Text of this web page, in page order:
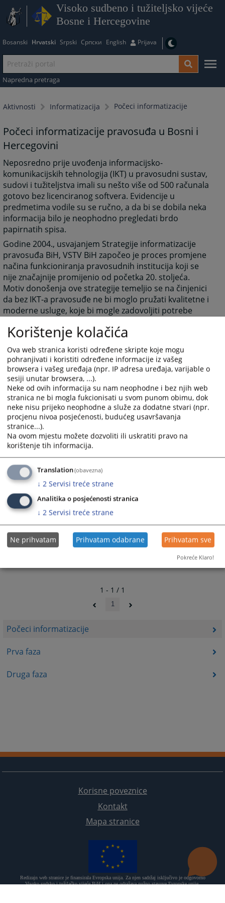
Visoko sudbeno i tužiteljsko vijeće
Bosne i Hercegovine
Bosanski Hrvatski Srpski Српски English Prijava
Napredna pretraga
Aktivnosti Informatizacija Počeci informatizacije
Počeci informatizacije
Prva faza
Druga faza
Počeci informatizacije pravosuđa u Bosni i
Hercegovini
Neposredno prije uvođenja informacijsko-
komunikacijskih tehnologija (IKT) u pravosudni sustav,
sudovi i tužiteljstva imali su nešto više od 500 računala
gotovo bez licenciranog softvera. Evidencije u
predmetima vodile su se ručno, a da bi se dobila neka
informacija bilo je neophodno pregledati brdo
papirnatih spisa.
Godine 2004., usvajanjem Strategije informatizacije
pravosuđa BiH, VSTV BiH započeo je proces promjene
načina funkcioniranja pravosudnih institucija koji se
nije značajnije promijenio od početka 20. stoljeća.
Motiv donošenja ove strategije temeljio se na činjenici
da bez IKT-a pravosuđe ne bi moglo pružati kvalitetne i
moderne usluge, koje bi mogle zadovoljiti potrebe
informatizacije pravosuđa kroz uspostavu neophodne
infrastrukture i uvođenja modernih IKT rješenja
prilagođenih potrebama pravosuđa.
U provođenju procesa informatizacije pravosuđa u
BiH, VSTV se uvijek vodio krajnjim ciljevima ovog
procesa, a to su:
pravovremeno i učinkovito pružanje kvalitetnih
usluga, i
povećanje transparentnosti rada bh. sudova i
tužiteljstava.
Sve inovacije i aktivnosti u procesu informatizacije
pravosuđa provedene su sa namjerom da krajnjim
korisnicima, tj. građanima BiH, donesu dodatne koristi.
315PREGLEDA
1 - 1 / 1
1
Korisne poveznice
Kontakt
Mapa stranice
Redizajn web stranice je finansirala Evropska unija. Za njen sadržaj isključivo je odgovorno
Visoko sudsko i tužilačko vijeće BiH i ona ne odražava nužno stavove Evropske unije.
Korištenje kolačića
Ova web stranica koristi određene skripte koje mogu
pohranjivati i koristiti određene informacije iz vašeg
browsera i vašeg uređaja (npr. IP adresa uređaja, varijable o
sesiji unutar browsera, ...).
Neke od ovih informacija su nam neophodne i bez njih web
stranica ne bi mogla fukcionisati u svom punom obimu, dok
neke nisu prijeko neophodne a služe za dodatne stvari (npr.
procjenu nivoa posjećenosti, budućeg usavršavanja
stranice...).
Na ovom mjestu možete dozvoliti ili uskratiti pravo na
korištenje tih informacija.
Translation(obavezna)
↓ 2 Servisi treće strane
Analitika o posjećenosti stranica
↓ 2 Servisi treće strane
Ne prihvatam Prihvatam odabrane Prihvatam sve
Pokreće Klaro!